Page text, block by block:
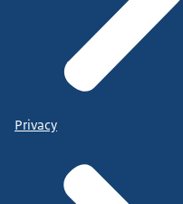
Privacy